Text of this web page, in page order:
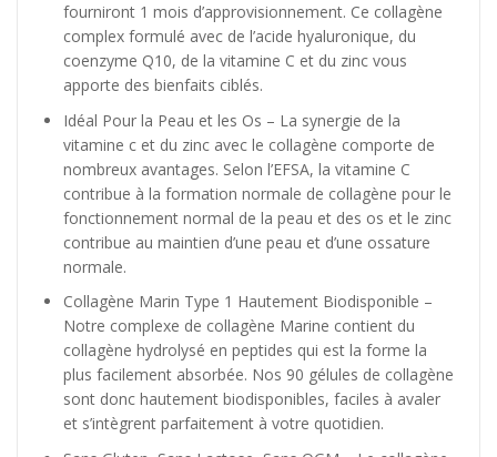
fourniront 1 mois d’approvisionnement. Ce collagène
complex formulé avec de l’acide hyaluronique, du
coenzyme Q10, de la vitamine C et du zinc vous
apporte des bienfaits ciblés.
Idéal Pour la Peau et les Os – La synergie de la
vitamine c et du zinc avec le collagène comporte de
nombreux avantages. Selon l’EFSA, la vitamine C
contribue à la formation normale de collagène pour le
fonctionnement normal de la peau et des os et le zinc
contribue au maintien d’une peau et d’une ossature
normale.
Collagène Marin Type 1 Hautement Biodisponible –
Notre complexe de collagène Marine contient du
collagène hydrolysé en peptides qui est la forme la
plus facilement absorbée. Nos 90 gélules de collagène
sont donc hautement biodisponibles, faciles à avaler
et s’intègrent parfaitement à votre quotidien.